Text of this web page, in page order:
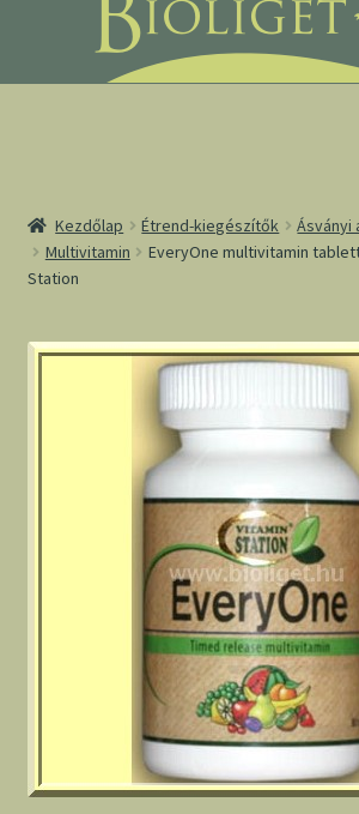
navigációhoz
tartalomba
Kezdőlap Étrend-kiegészítők
Ásványi
Multivitamin
EveryOne multivitamin
Station